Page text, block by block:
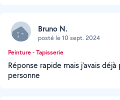
Bruno N.
posté le 10 sept. 2024
Peinture - Tapisserie
Réponse rapide mais j’avais
personne